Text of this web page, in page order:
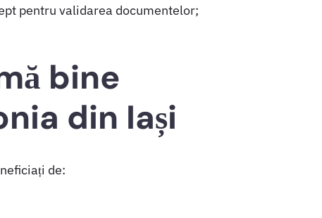
pentru validarea documentelor;
bine
din Iași
de: